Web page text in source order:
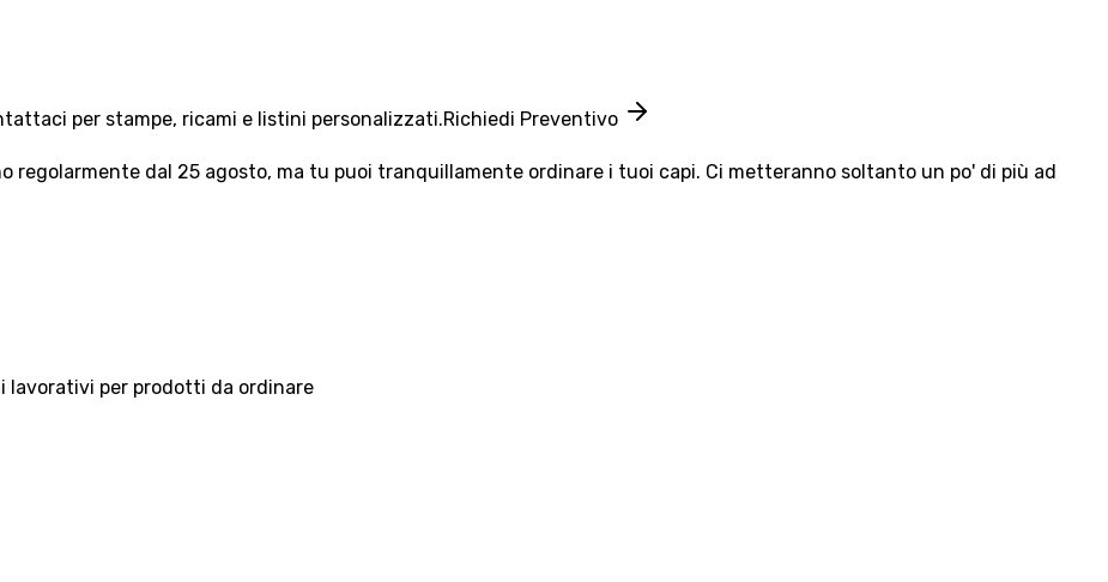
per stampe, ricami e listini personalizzati.Richiedi Preventivo
regolarmente dal 25 agosto, ma tu puoi tranquillamente ordinare i tuoi capi. Ci metteranno soltanto un po' di più ad
lavorativi per prodotti da ordinare